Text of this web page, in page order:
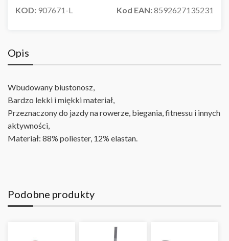
KOD: 907671-L Kod EAN:8592627135231
Opis
Wbudowany biustonosz,
Bardzo lekki i miękki materiał,
Przeznaczony do jazdy na rowerze, biegania, fitnessu i innych
aktywności,
Materiał: 88% poliester, 12% elastan.
Podobne produkty